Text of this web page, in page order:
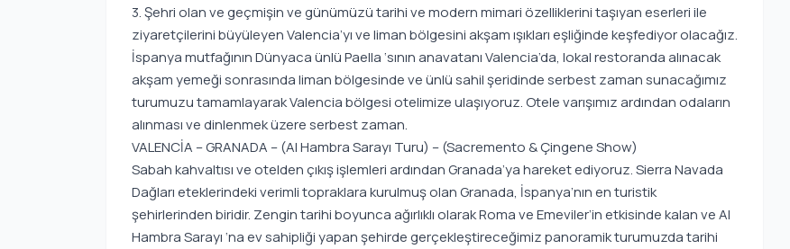
3. Şehri olan ve geçmişin ve günümüzü tarihi ve modern mimari özelliklerini taşıyan eserleri ile
ziyaretçilerini büyüleyen Valencia’yı ve liman bölgesini akşam ışıkları eşliğinde keşfediyor olacağız.
İspanya mutfağının Dünyaca ünlü Paella ‘sının anavatanı Valencia’da, lokal restoranda alınacak
akşam yemeği sonrasında liman bölgesinde ve ünlü sahil şeridinde serbest zaman sunacağımız
turumuzu tamamlayarak Valencia bölgesi otelimize ulaşıyoruz. Otele varışımız ardından odaların
alınması ve dinlenmek üzere serbest zaman.
VALENCİA – GRANADA – (Al Hambra Sarayı Turu) – (Sacremento & Çingene Show)
Sabah kahvaltısı ve otelden çıkış işlemleri ardından Granada’ya hareket ediyoruz. Sierra Navada
Dağları eteklerindeki verimli topraklara kurulmuş olan Granada, İspanya’nın en turistik
şehirlerinden biridir. Zengin tarihi boyunca ağırlıklı olarak Roma ve Emeviler’in etkisinde kalan ve Al
Hambra Sarayı ‘na ev sahipliği yapan şehirde gerçekleştireceğimiz panoramik turumuzda tarihi